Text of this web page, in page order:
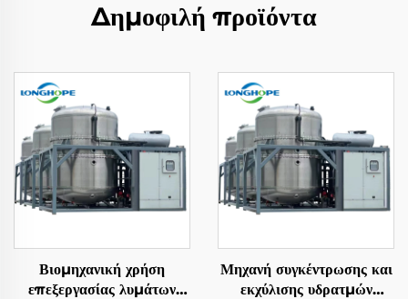
Δημοφιλή προϊόντα
Βιομηχανική χρήση
επεξεργασίας λυμάτων
Μηχανή συγκέντρωσης και
εκχύλισης υδρατμών